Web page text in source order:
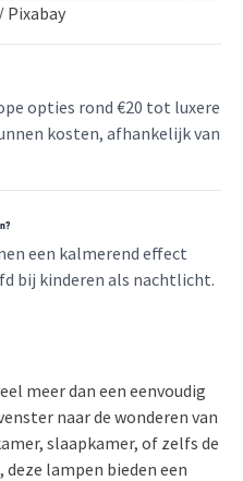
Pixabay
opties rond €20 tot luxere
kosten, afhankelijk van
een kalmerend effect
bij kinderen als nachtlicht.
meer dan een eenvoudig
naar de wonderen van
slaapkamer, of zelfs de
lampen bieden een